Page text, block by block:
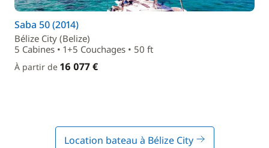
Saba 50 (2014)
Bélize City (Belize)
5 Cabines • 1+5 Couchages • 50 ft
À partir de 16 077 €
Location bateau à Bélize City